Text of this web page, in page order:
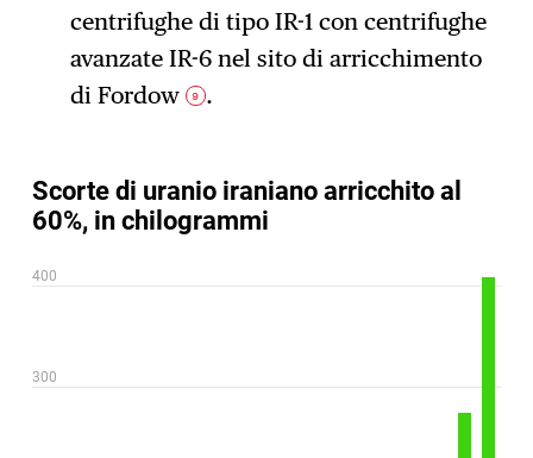
centrifughe di tipo IR-1 con centrifughe
avanzate IR-6 nel sito di arricchimento
di Fordow
9 .